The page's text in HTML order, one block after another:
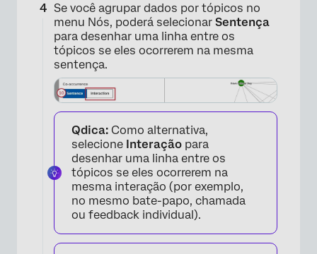
×
Se você agrupar dados por tópicos no
menu Nós, poderá selecionar Sentença
para desenhar uma linha entre os
tópicos se eles ocorrerem na mesma
sentença.
Qdica: Como alternativa,
selecione Interação para
desenhar uma linha entre os
tópicos se eles ocorrerem na
mesma interação (por exemplo,
no mesmo bate-papo, chamada
ou feedback individual).